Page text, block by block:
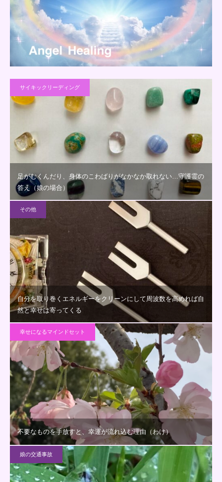
サイキックリーディング
足がむくんだり、身体のこわばりがなかなか取れない…守護霊の
答え（娘の場合）
その他
自分を取り巻くエネルギーをクリーンにして周波数を高めれば自
然と幸せは寄ってくる
幸せになるマインドセット
不要なものを手放すと、幸運が流れ込む理由（わけ）
娘の交通事故